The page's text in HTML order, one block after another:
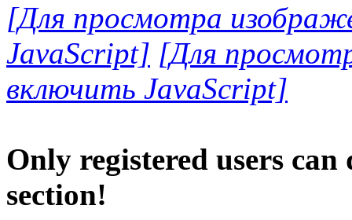
[Для просмотра
JavaScript] [Для
включить JavaScript]
Only registered users
section!